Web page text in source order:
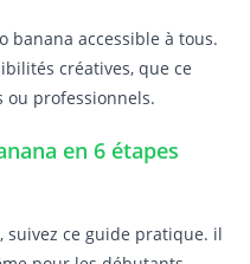
banana accessible à tous.
créatives, que ce
ou professionnels.
en 6 étapes
ce guide pratique. il